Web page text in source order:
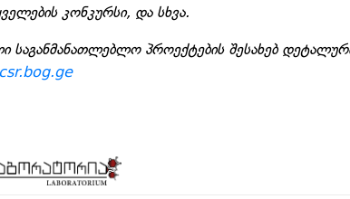
კონკურსი, და სხვა.
საგანმანათლებლო პროექტების შესახებ
csr.bog.ge